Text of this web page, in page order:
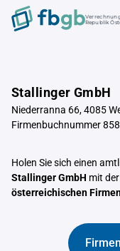
Republik
Stallinger GmbH
Niederranna 66, 4085
Firmenbuchnummer
Holen Sie sich einen
Stallinger GmbH mit
österreichischen